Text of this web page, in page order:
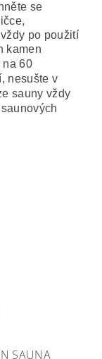
se
po použití
kamen
na 60
nesušte v
sauny vždy
SAUNA